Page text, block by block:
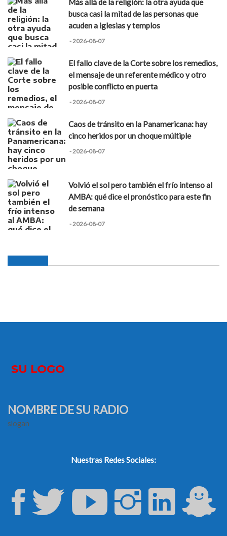
Más allá de la religión: la otra ayuda que
busca casi la mitad de las personas que
acuden a iglesias y templos
- 2026-08-07
El fallo clave de la Corte sobre los remedios,
el mensaje de un referente médico y otro
posible conflicto en puerta
- 2026-08-07
Caos de tránsito en la Panamericana: hay
cinco heridos por un choque múltiple
- 2026-08-07
Volvió el sol pero también el frío intenso al
AMBA: qué dice el pronóstico para este fin
de semana
- 2026-08-07
NOMBRE DE SU RADIO
slogan
Nuestras Redes Sociales: